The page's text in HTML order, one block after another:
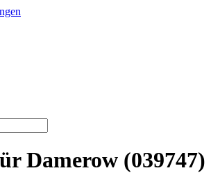
Damerow (039747)